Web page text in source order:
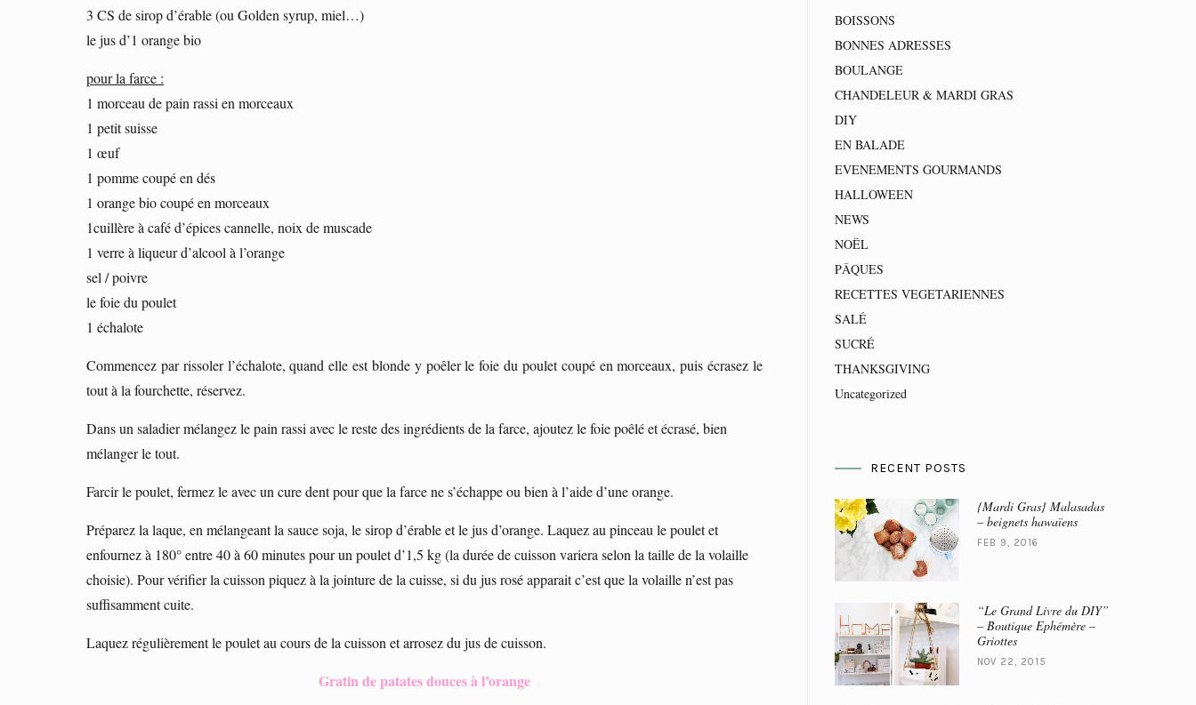
3 CS de sirop d’érable (ou Golden syrup, miel…)
le jus d’1 orange bio
pour la farce :
1 morceau de pain rassi en morceaux
1 petit suisse
1 œuf
1 pomme coupé en dés
1 orange bio coupé en morceaux
1cuillère à café d’épices cannelle, noix de muscade
1 verre à liqueur d’alcool à l’orange
sel / poivre
le foie du poulet
1 échalote
Commencez par rissoler l’échalote, quand elle est blonde y poêler le foie du poulet coupé en morceaux, puis écrasez le
tout à la fourchette, réservez.
Dans un saladier mélangez le pain rassi avec le reste des ingrédients de la farce, ajoutez le foie poêlé et écrasé, bien
mélanger le tout.
Farcir le poulet, fermez le avec un cure dent pour que la farce ne s’échappe ou bien à l’aide d’une orange.
Préparez la laque, en mélangeant la sauce soja, le sirop d’érable et le jus d’orange. Laquez au pinceau le poulet et
enfournez à 180° entre 40 à 60 minutes pour un poulet d’1,5 kg (la durée de cuisson variera selon la taille de la volaille
choisie). Pour vérifier la cuisson piquez à la jointure de la cuisse, si du jus rosé apparait c’est que la volaille n’est pas
suffisamment cuite.
Laquez régulièrement le poulet au cours de la cuisson et arrosez du jus de cuisson.
Gratin de patates douces à l’orange
BOISSONS
BONNES ADRESSES
BOULANGE
CHANDELEUR & MARDI GRAS
DIY
EN BALADE
EVENEMENTS GOURMANDS
HALLOWEEN
NEWS
NOËL
PÂQUES
RECETTES VEGETARIENNES
SALÉ
SUCRÉ
THANKSGIVING
Uncategorized
RECENT POSTS
{Mardi Gras} Malasadas
– beignets hawaïens
FEB 9, 2016
“Le Grand Livre du DIY”
– Boutique Ephémère –
Griottes
NOV 22, 2015